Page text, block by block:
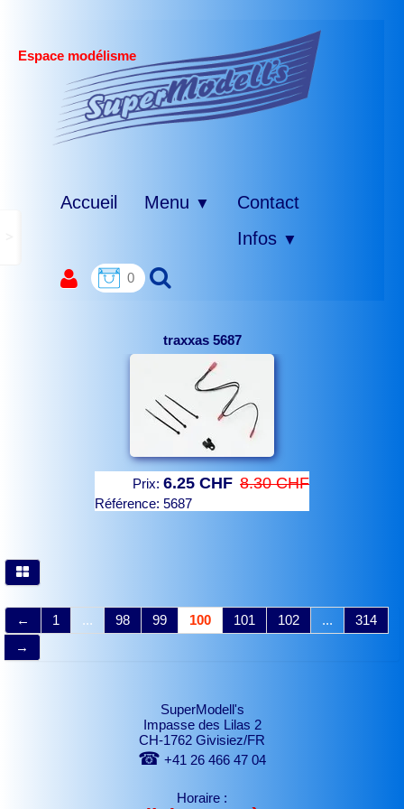
Espace modélisme
Accueil Menu ▼
Contact
Infos ▼
0
traxxas 5687
Prix: 6.25 CHF 8.30 CHF
Référence: 5687
← 1 ... 98 99 100 101 102 ...
314
→
SuperModell's
Impasse des Lilas 2
CH-1762 Givisiez/FR
☎ +41 26 466 47 04
Horaire :